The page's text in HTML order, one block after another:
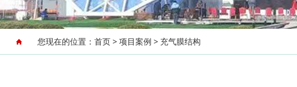
您现在的位置： 首页>项目案例 > 充气膜结构